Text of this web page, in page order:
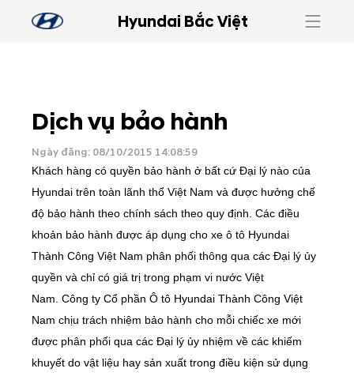
Hyundai Bắc Việt
Dịch vụ bảo hành
Ngày đăng: 08/10/2015 14:08:59
Khách hàng có quyền bảo hành ở bất cứ Đại lý nào của
Hyundai trên toàn lãnh thổ Việt Nam và được hưởng chế
độ bảo hành theo chính sách theo quy định. Các điều
khoản bảo hành được áp dụng cho xe ô tô Hyundai
Thành Công Việt Nam phân phối thông qua các Đại lý ủy
quyền và chỉ có giá trị trong phạm vi nước Việt
Nam. Công ty Cổ phần Ô tô Hyundai Thành Công Việt
Nam chịu trách nhiệm bảo hành cho mỗi chiếc xe mới
được phân phối qua các Đại lý ủy nhiệm về các khiếm
khuyết do vật liệu hay sản xuất trong điều kiện sử dụng